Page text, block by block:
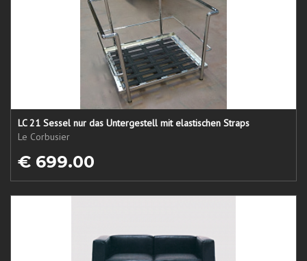
LC 21 Sessel nur das Untergestell mit elastischen Straps
Le Corbusier
€ 699.00